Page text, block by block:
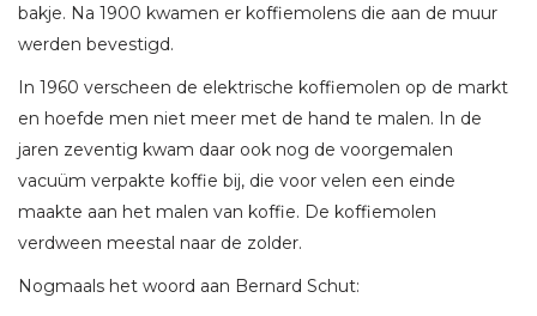
bakje. Na 1900 kwamen er koffiemolens die aan de muur
werden bevestigd.
In 1960 verscheen de elektrische koffiemolen op de markt
en hoefde men niet meer met de hand te malen. In de
jaren zeventig kwam daar ook nog de voorgemalen
vacuüm verpakte koffie bij, die voor velen een einde
maakte aan het malen van koffie. De koffiemolen
verdween meestal naar de zolder.
Nogmaals het woord aan Bernard Schut: